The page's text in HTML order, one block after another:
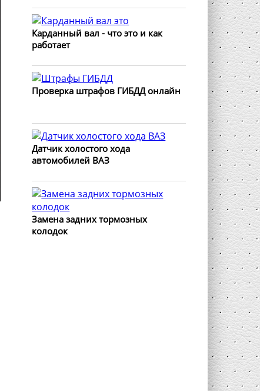
Карданный вал - что это и как
работает
Проверка штрафов ГИБДД онлайн
Датчик холостого хода
автомобилей ВАЗ
Замена задних тормозных
колодок